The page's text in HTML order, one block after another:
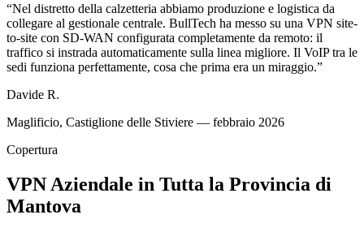
“Nel distretto della calzetteria abbiamo produzione e logistica da
collegare al gestionale centrale. BullTech ha messo su una VPN site-
to-site con SD-WAN configurata completamente da remoto: il
traffico si instrada automaticamente sulla linea migliore. Il VoIP tra le
sedi funziona perfettamente, cosa che prima era un miraggio.”
Davide R.
Maglificio, Castiglione delle Stiviere — febbraio 2026
Copertura
VPN Aziendale in Tutta la Provincia di
Mantova